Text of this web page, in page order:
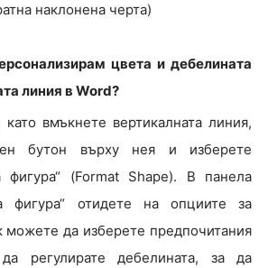
наклонена черта)
цвета и дебелината
линия в Word?
вмъкнете вертикалната линия,
бутон върху нея и изберете
фигура“ (Format Shape). В панела
фигура“ отидете на опциите за
можете да изберете предпочитания
регулирате дебелината, за да